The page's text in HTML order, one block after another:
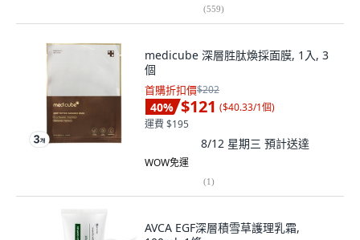
(559)
medicube 深層胜肽煥採面膜, 1入, 3
個
首購折扣價$202
40% $121 ($40.33/1個)
運費 $195
8/12 星期三 預計送達
WOW免運
(1)
AVCA EGF深層積雪草護理乳霜,